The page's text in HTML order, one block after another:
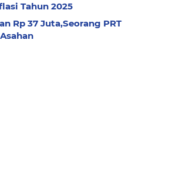
Tahun 2025
Rp 37 Juta,Seorang PRT